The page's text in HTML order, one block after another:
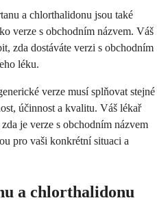
a chlorthalidonu jsou také
verze s obchodním názvem. Váš
zda dostáváte verzi s obchodním
léku.
verze musí splňovat stejné
účinnost a kvalitu. Váš lékař
je verze s obchodním názvem
pro vaši konkrétní situaci a
a chlorthalidonu